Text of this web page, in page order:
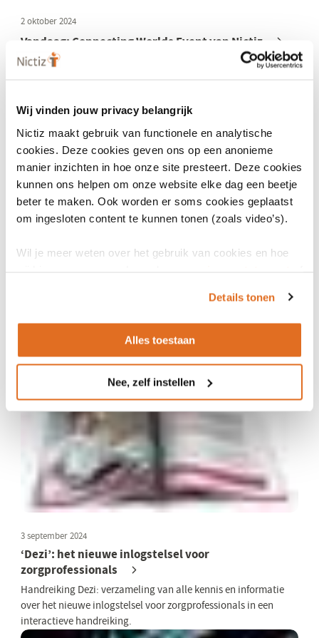
Wij vinden jouw privacy belangrijk
Nictiz maakt gebruik van functionele en analytische
cookies. Deze cookies geven ons op een anonieme
manier inzichten in hoe onze site presteert. Deze cookies
kunnen ons helpen om onze website elke dag een beetje
beter te maken. Ook worden er soms cookies geplaatst
om ingesloten content te kunnen tonen (zoals video’s).
Wil je meer weten over het gebruik van cookies en hoe
Details tonen
Alles toestaan
Nee, zelf instellen
2 oktober 2024
Vandaag: Connecting Worlds Event van Nictiz
Connecting Worlds Event: beslissers uit de gezondheidszorg,
SNOMED-strategie: Ministerie van VWS neemt
Het Ministerie van VWS heeft het advies van Nictiz omtrent het
3 september 2024
‘Dezi’: het nieuwe inlogstelsel voor
zorgprofessionals
Handreiking Dezi: verzameling van alle kennis en informatie
over het nieuwe inlogstelsel voor zorgprofessionals in een
interactieve handreiking.